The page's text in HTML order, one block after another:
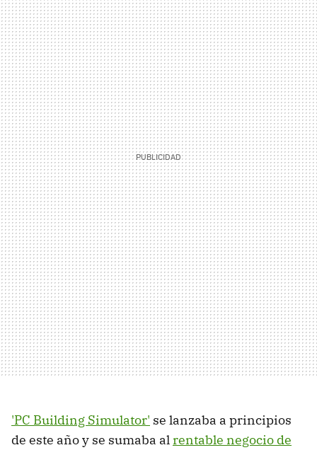
'PC Building Simulator' se lanzaba a principios
de este año y se sumaba alrentable negocio de